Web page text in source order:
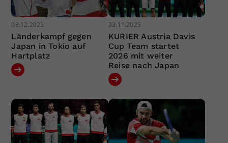
08.12.2025
Länderkampf gegen
Japan in Tokio auf
Hartplatz
23.11.2025
KURIER Austria Davis
Cup Team startet
2026 mit weiter
Reise nach Japan